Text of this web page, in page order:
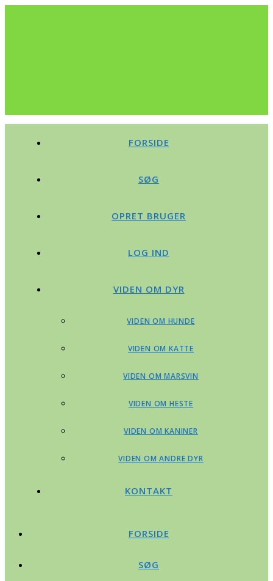
FORSIDE
SØG
OPRET BRUGER
LOG IND
VIDEN OM DYR
VIDEN OM HUNDE
VIDEN OM KATTE
VIDEN OM MARSVIN
VIDEN OM HESTE
VIDEN OM KANINER
VIDEN OM ANDRE DYR
KONTAKT
FORSIDE
SØG